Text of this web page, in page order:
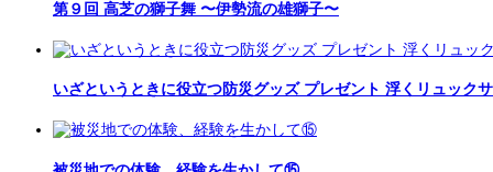
第９回 高芝の獅子舞 〜伊勢流の雄獅子〜
いざというときに役立つ防災グッズ プレゼント 浮くリュック